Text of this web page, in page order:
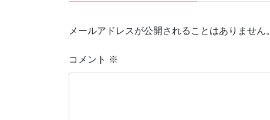
メールアドレスが公開されることはありません。
コメント ※